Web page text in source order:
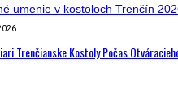
Trenčianske Kostoly Počas